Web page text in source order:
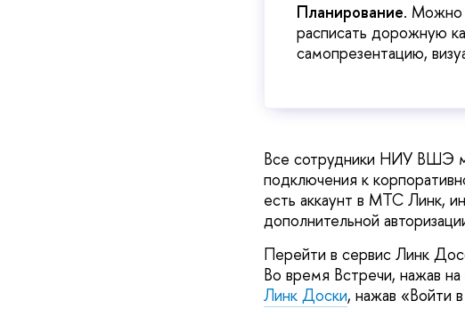
Планирование. Можно
расписать дорожную
самопрезентацию,
Все сотрудники НИУ ВШЭ
подключения к
есть аккаунт в МТС Линк,
дополнительной
Перейти в сервис Линк
Во время Встречи, нажав
Линк Доски, нажав «Войти